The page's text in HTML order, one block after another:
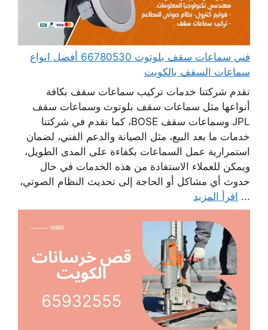
فني سماعات سقف بلوتوث 66780530 أفضل انواع
سماعات السقف بالكويت
تقدم شركتنا خدمات تركيب سماعات سقف بكافة
أنواعها مثل سماعات سقف بلوتوث وسماعات سقف
JPL وسماعات سقف BOSE، كما نقدم في شركتنا
خدمات ما بعد البيع، مثل الصيانة والدعم الفني، لضمان
استمرارية عمل السماعات بكفاءة على المدى الطويل،
ويمكن للعملاء الاستفادة من هذه الخدمات في حال
حدوث أي مشاكل أو الحاجة إلى تحديث النظام الصوتي،
... اقرأ المزيد